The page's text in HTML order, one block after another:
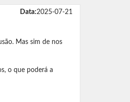
Data:2025-07-21
Mas sim de nos
o que poderá a